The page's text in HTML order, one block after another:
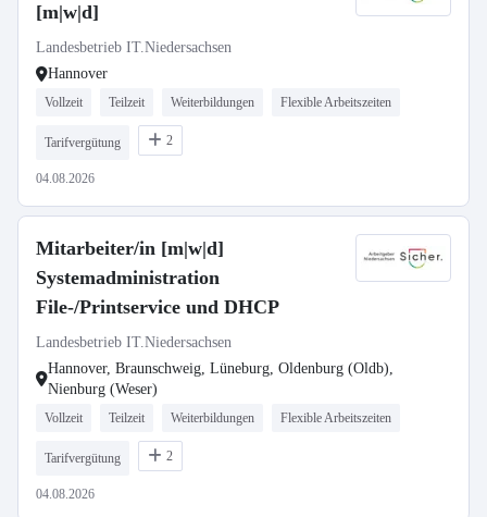
[m|w|d]
Landesbetrieb IT.Niedersachsen
Hannover
Vollzeit Teilzeit Weiterbildungen Flexible Arbeitszeiten
Tarifvergütung 2
04.08.2026
Mitarbeiter/in [m|w|d]
Systemadministration
File-/Printservice und DHCP
Landesbetrieb IT.Niedersachsen
Hannover, Braunschweig, Lüneburg, Oldenburg (Oldb),
Nienburg (Weser)
Vollzeit Teilzeit Weiterbildungen Flexible Arbeitszeiten
Tarifvergütung 2
04.08.2026